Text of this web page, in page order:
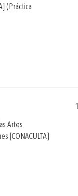
(Práctica
Artes
[CONACULTA]